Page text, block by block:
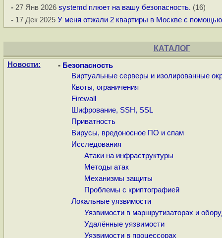
-27 Янв 2026 systemd плюет на вашу безопасность. (16)
-17 Дек 2025 У меня отжали 2 квартиры в Москве с
КАТАЛОГ
Новости: - Безопасность
Виртуальные серверы и изолированные
Квоты, ограничения
Firewall
Шифрование, SSH, SSL
Приватность
Вирусы, вредоносное ПО и спам
Исследования
Атаки на инфраструктуры
Методы атак
Механизмы защиты
Проблемы с криптографией
Локальные уязвимости
Уязвимости в маршрутизаторах и
Удалённые уязвимости
Уязвимости в процессорах